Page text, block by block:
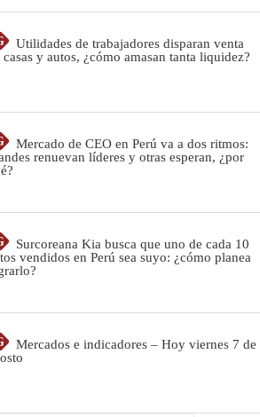
Utilidades de trabajadores disparan venta
casas y autos, ¿cómo amasan tanta liquidez?
Mercado de CEO en Perú va a dos ritmos:
renuevan líderes y otras esperan, ¿por
Surcoreana Kia busca que uno de cada 10
vendidos en Perú sea suyo: ¿cómo planea
Mercados e indicadores – Hoy viernes 7 de